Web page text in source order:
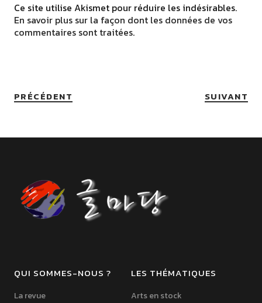
Ce site utilise Akismet pour réduire les indésirables.
En savoir plus sur la façon dont les données de vos
commentaires sont traitées.
PRÉCÉDENT SUIVANT
QUI SOMMES-NOUS ?
La revue
LES THÉMATIQUES
Arts en stock